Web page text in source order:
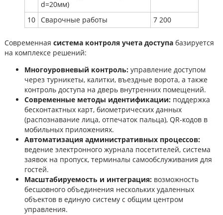
d=20мм)
10 Сварочные работы 7 200
Современная система контроля учета доступа базируется
на комплексе решений:
Многоуровневый контроль: управление доступом
через турникеты, калитки, въездные ворота, а также
контроль доступа на дверь внутренних помещений.
Современные методы идентификации: поддержка
бесконтактных карт, биометрических данных
(распознавание лица, отпечаток пальца), QR-кодов в
мобильных приложениях.
Автоматизация административных процессов:
ведение электронного журнала посетителей, система
заявок на пропуск, терминалы самообслуживания для
гостей.
Масштабируемость и интеграция: возможность
бесшовного объединения нескольких удаленных
объектов в единую систему с общим центром
управления.